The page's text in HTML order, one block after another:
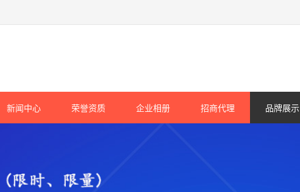
新闻中心 荣誉资质 企业相册 招商代理 品牌展示